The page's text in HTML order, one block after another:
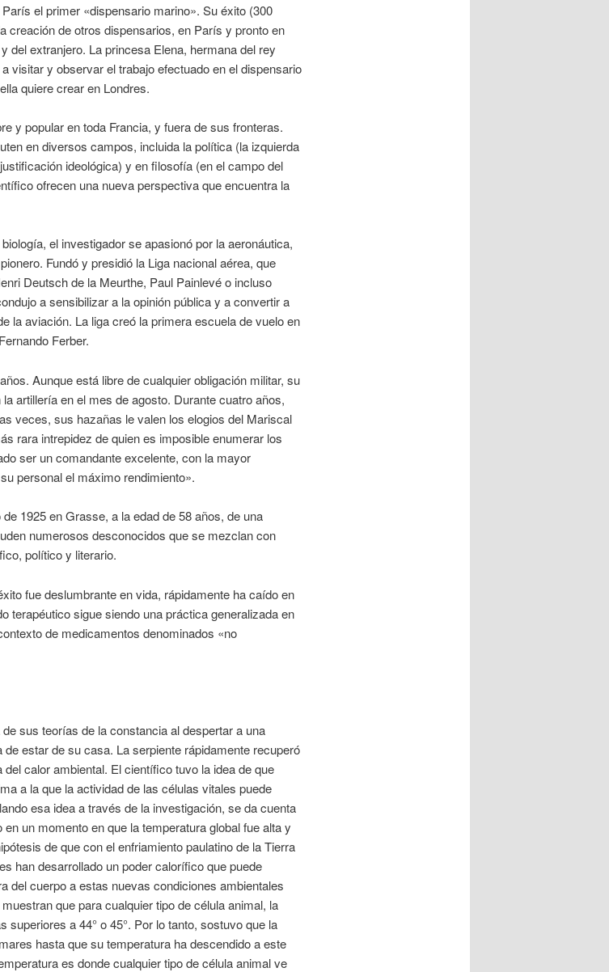
el primer «dispensario marino». Su éxito (300
creación de otros dispensarios, en París y pronto en
del extranjero. La princesa Elena, hermana del rey
visitar y observar el trabajo efectuado en el dispensario
quiere crear en Londres.
y popular en toda Francia, y fuera de sus fronteras.
en diversos campos, incluida la política (la izquierda
ideológica) y en filosofía (en el campo del
ofrecen una nueva perspectiva que encuentra la
el investigador se apasionó por la aeronáutica,
Fundó y presidió la Liga nacional aérea, que
Deutsch de la Meurthe, Paul Painlevé o incluso
a sensibilizar a la opinión pública y a convertir a
la aviación. La liga creó la primera escuela de vuelo en
Ferber.
Aunque está libre de cualquier obligación militar, su
artillería en el mes de agosto. Durante cuatro años,
veces, sus hazañas le valen los elogios del Mariscal
rara intrepidez de quien es imposible enumerar los
ser un comandante excelente, con la mayor
personal el máximo rendimiento».
1925 en Grasse, a la edad de 58 años, de una
numerosos desconocidos que se mezclan con
político y literario.
fue deslumbrante en vida, rápidamente ha caído en
terapéutico sigue siendo una práctica generalizada en
de medicamentos denominados «no
sus teorías de la constancia al despertar a una
estar de su casa. La serpiente rápidamente recuperó
calor ambiental. El científico tuvo la idea de que
a la que la actividad de las células vitales puede
esa idea a través de la investigación, se da cuenta
un momento en que la temperatura global fue alta y
de que con el enfriamiento paulatino de la Tierra
han desarrollado un poder calorífico que puede
del cuerpo a estas nuevas condiciones ambientales
que para cualquier tipo de célula animal, la
superiores a 44° o 45°. Por lo tanto, sostuvo que la
hasta que su temperatura ha descendido a este
es donde cualquier tipo de célula animal ve